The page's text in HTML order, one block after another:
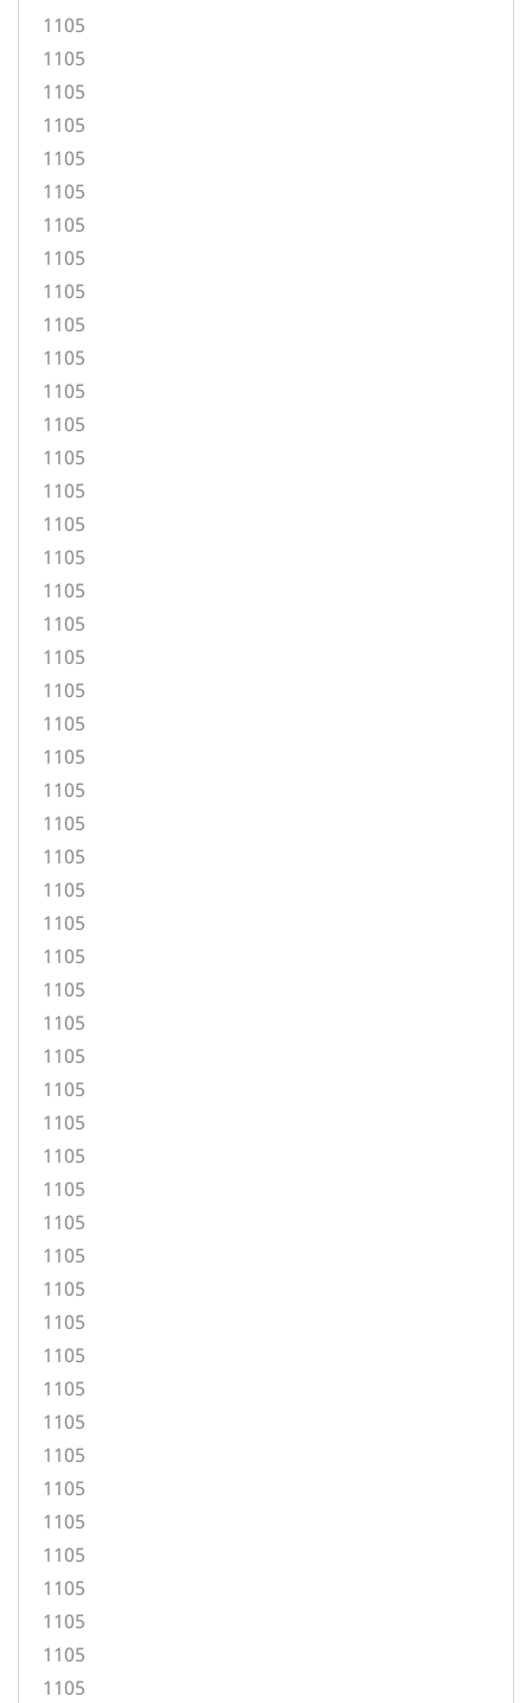
1105
1105
1105
1105
1105
1105
1105
1105
1105
1105
1105
1105
1105
1105
1105
1105
1105
1105
1105
1105
1105
1105
1105
1105
1105
1105
1105
1105
1105
1105
1105
1105
1105
1105
1105
1105
1105
1105
1105
1105
1105
1105
1105
1105
1105
1105
1105
1105
1105
1105
1105